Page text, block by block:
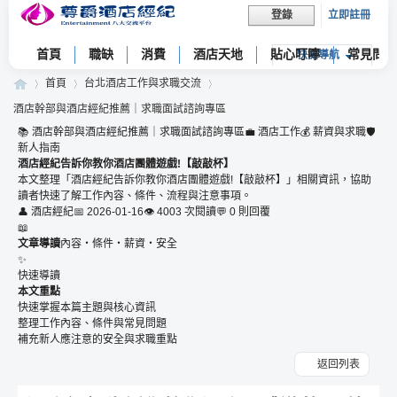
登錄 立即註冊
快捷導航
首頁 職缺 消費 酒店天地 貼心叮嚀 常見問題
尊
爵
»
首頁
›
台北酒店工作與求職交流
›
酒店幹部與酒店經紀推薦｜求職面試諮詢專區
📚 酒店幹部與酒店經紀推薦｜求職面試諮詢專區💼 酒店工作💰 薪資與求職🛡
新人指南
酒店經紀告訴你教你酒店團體遊戲!【敲敲杯】
本文整理「酒店經紀告訴你教你酒店團體遊戲!【敲敲杯】」相關資訊，協助
讀者快速了解工作內容、條件、流程與注意事項。
👤 酒店經紀📅 2026-01-16👁 4003 次閱讀💬 0 則回覆
📖
文章導讀內容・條件・薪資・安全
✨
快速導讀
本文重點
快速掌握本篇主題與核心資訊
整理工作內容、條件與常見問題
補充新人應注意的安全與求職重點
返回列表